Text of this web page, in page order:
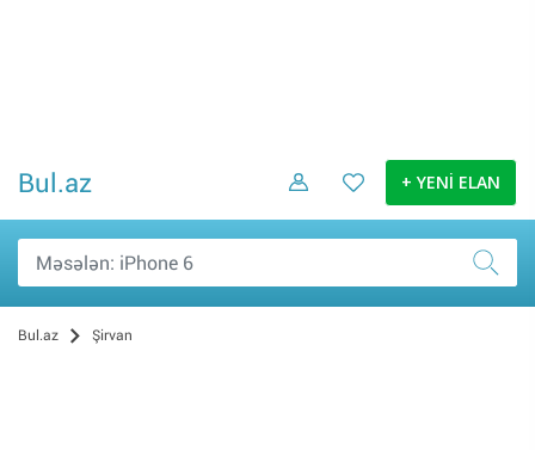
Bul.az + YENİ ELAN
Bul.az Şirvan